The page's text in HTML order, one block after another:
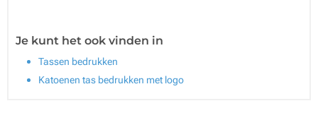
Je kunt het ook vinden in
Tassen bedrukken
Katoenen tas bedrukken met logo